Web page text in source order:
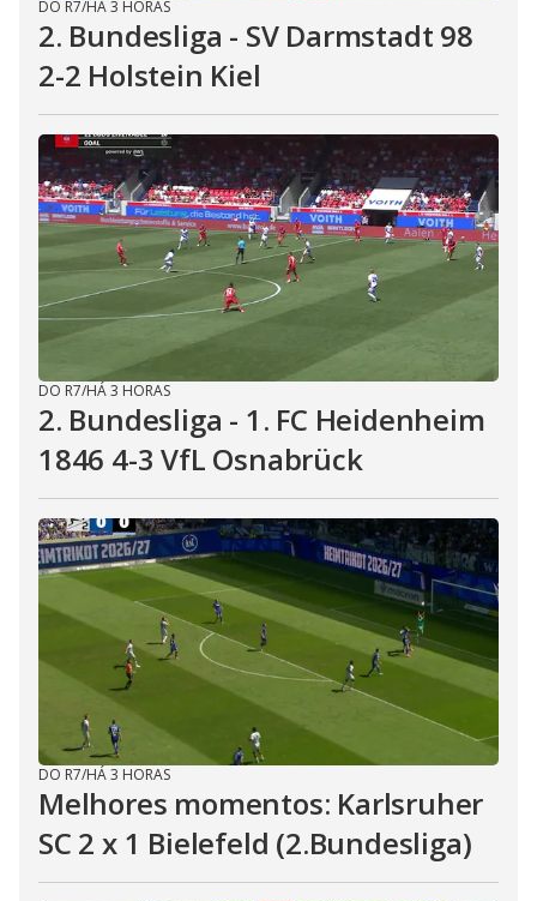
DO R7/HÁ 3 HORAS
2. Bundesliga - SV Darmstadt 98
2-2 Holstein Kiel
DO R7/HÁ 3 HORAS
2. Bundesliga - 1. FC Heidenheim
1846 4-3 VfL Osnabrück
DO R7/HÁ 3 HORAS
Melhores momentos: Karlsruher
SC 2 x 1 Bielefeld (2.Bundesliga)